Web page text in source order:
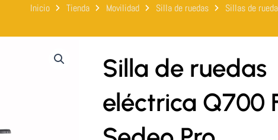
Inicio Tienda Movilidad Silla de ruedas Sillas de
Silla de ruedas
eléctrica Q700